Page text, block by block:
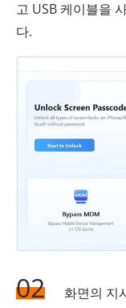
고 USB 케이블을
다.
02
화면의 지